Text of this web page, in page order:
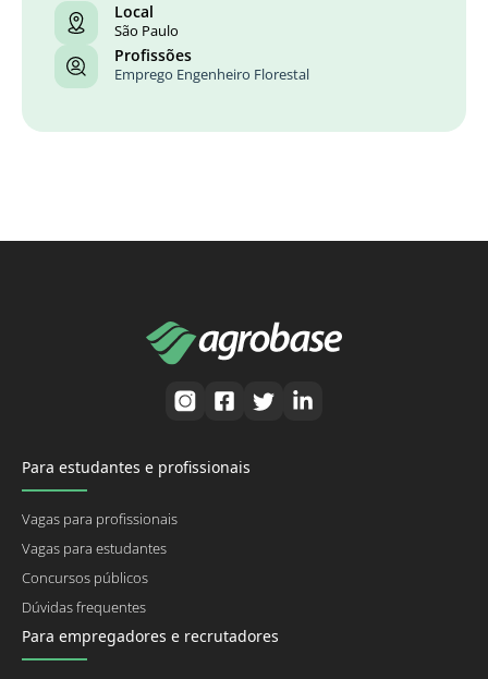
Local
São Paulo
Profissões
Emprego Engenheiro Florestal
Para estudantes e profissionais
Vagas para profissionais
Vagas para estudantes
Concursos públicos
Dúvidas frequentes
Para empregadores e recrutadores